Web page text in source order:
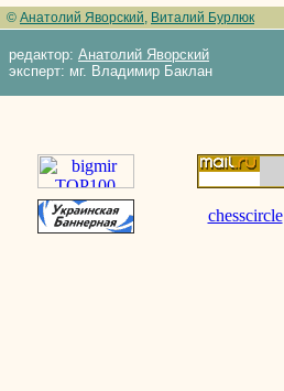
© Анатолий Яворский, Виталий Бурлюк
редактор: Анатолий Яворский
эксперт: мг. Владимир Баклан
chesscircle